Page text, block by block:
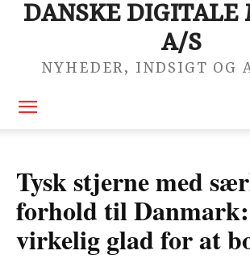
DANSKE DIGITALE
A/S
NYHEDER, INDSIGT OG
Tysk stjerne med
forhold til
virkelig glad for at